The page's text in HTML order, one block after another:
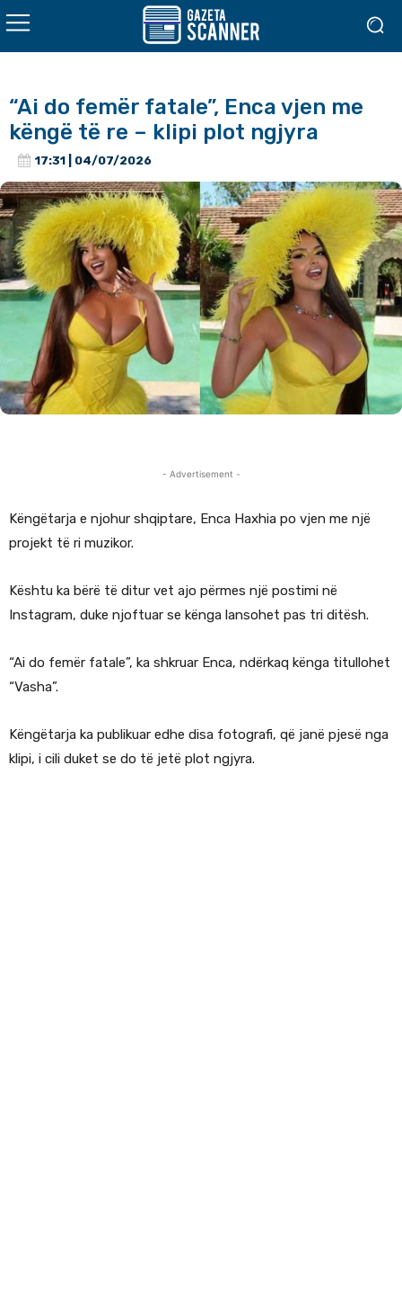
“Ai do femër fatale”, Enca vjen me
këngë të re – klipi plot ngjyra
17:31 | 04/07/2026
- Advertisement -
Këngëtarja e njohur shqiptare, Enca Haxhia po vjen me një
projekt të ri muzikor.
Kështu ka bërë të ditur vet ajo përmes një postimi në
Instagram, duke njoftuar se kënga lansohet pas tri ditësh.
“Ai do femër fatale”, ka shkruar Enca, ndërkaq kënga titullohet
“Vasha”.
Këngëtarja ka publikuar edhe disa fotografi, që janë pjesë nga
klipi, i cili duket se do të jetë plot ngjyra.